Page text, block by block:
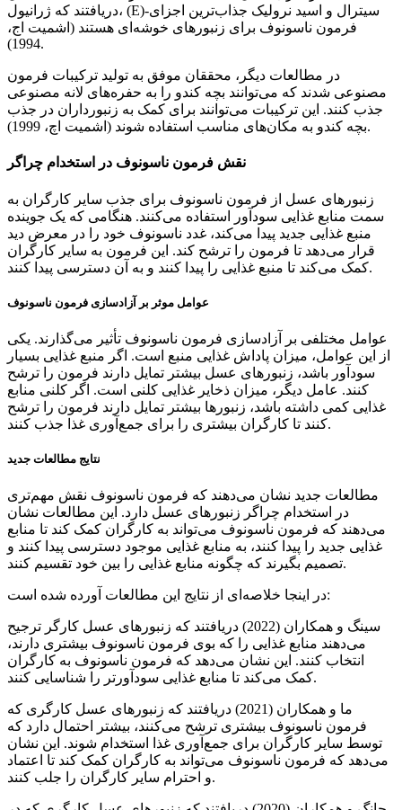
دریافتند که ژرانیول، (E)-سیترال و اسید نرولیک جذاب‌ترین اجزای
فرمون ناسونوف برای زنبورهای خوشه‌ای هستند (اشمیت اج،
1994).
در مطالعات دیگر، محققان موفق به تولید ترکیبات فرمون
مصنوعی شدند که می‌توانند بچه کندو را به حفره‌های لانه مصنوعی
جذب کنند. این ترکیبات می‌توانند برای کمک به زنبورداران در جذب
بچه کندو به مکان‌های مناسب استفاده شوند (اشمیت اچ، 1999).
نقش فرمون ناسونوف در استخدام چراگر
زنبورهای عسل از فرمون ناسونوف برای جذب سایر کارگران به
سمت منابع غذایی سودآور استفاده می‌کنند. هنگامی که یک جوینده
منبع غذایی جدید پیدا می‌کند، غدد ناسونوف خود را در معرض دید
قرار می‌دهد تا فرمون را ترشح کند. این فرمون به سایر کارگران
کمک می‌کند تا منبع غذایی را پیدا کنند و به آن دسترسی پیدا کنند.
عوامل موثر بر آزادسازی فرمون ناسونوف
عوامل مختلفی بر آزادسازی فرمون ناسونوف تأثیر می‌گذارند. یکی
از این عوامل، میزان پاداش غذایی منبع است. اگر منبع غذایی بسیار
سودآور باشد، زنبورهای عسل بیشتر تمایل دارند فرمون را ترشح
کنند. عامل دیگر، میزان ذخایر غذایی کلنی است. اگر کلنی منابع
غذایی کمی داشته باشد، زنبورها بیشتر تمایل دارند فرمون را ترشح
کنند تا کارگران بیشتری را برای جمع‌آوری غذا جذب کنند.
نتایج مطالعات جدید
مطالعات جدید نشان می‌دهند که فرمون ناسونوف نقش مهم‌تری
در استخدام چراگر زنبورهای عسل دارد. این مطالعات نشان
می‌دهند که فرمون ناسونوف می‌تواند به کارگران کمک کند تا منابع
غذایی جدید را پیدا کنند، به منابع غذایی موجود دسترسی پیدا کنند و
تصمیم بگیرند که چگونه منابع غذایی را بین خود تقسیم کنند.
در اینجا خلاصه‌ای از نتایج این مطالعات آورده شده است:
سینگ و همکاران (2022) دریافتند که زنبورهای عسل کارگر ترجیح
می‌دهند منابع غذایی را که بوی فرمون ناسونوف بیشتری دارند،
انتخاب کنند. این نشان می‌دهد که فرمون ناسونوف به کارگران
کمک می‌کند تا منابع غذایی سودآورتر را شناسایی کنند.
ما و همکاران (2021) دریافتند که زنبورهای عسل کارگری که
فرمون ناسونوف بیشتری ترشح می‌کنند، بیشتر احتمال دارد که
توسط سایر کارگران برای جمع‌آوری غذا استخدام شوند. این نشان
می‌دهد که فرمون ناسونوف می‌تواند به کارگران کمک کند تا اعتماد
و احترام سایر کارگران را جلب کنند.